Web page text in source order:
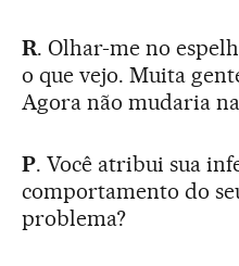
R. Olhar-me no
o que vejo. Muita
Agora não mudaria
P. Você atribui sua
comportamento do
problema?